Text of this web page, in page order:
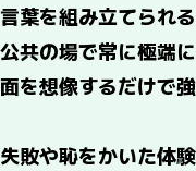
葉を組み立てられ
共の場で常に極端
を想像するだけで
敗や恥をかいた体